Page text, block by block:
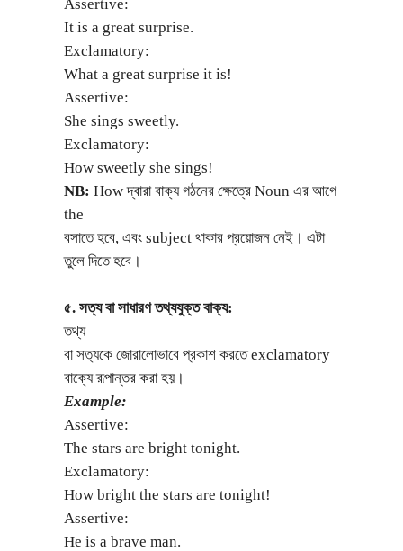
Assertive:
It is a great surprise.
Exclamatory:
What a great surprise it is!
Assertive:
She sings sweetly.
Exclamatory:
How sweetly she sings!
NB: How দ্বারা বাক্য গঠনের ক্ষেত্রে Noun এর আগে
the
বসাতে হবে, এবং subject থাকার প্রয়োজন নেই। এটা
তুলে দিতে হবে।
৫. সত্য বা সাধারণ তথ্যযুক্ত বাক্য:
তথ্য
বা সত্যকে জোরালোভাবে প্রকাশ করতে exclamatory
বাক্যে রূপান্তর করা হয়।
Example:
Assertive:
The stars are bright tonight.
Exclamatory:
How bright the stars are tonight!
Assertive:
He is a brave man.